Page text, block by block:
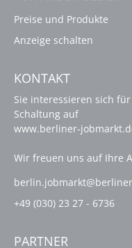
Preise und Produkte
Anzeige schalten
KONTAKT
Sie interessieren sich
Schaltung auf
www.berliner-
Wir freuen uns auf Ihre
+49 (030) 23 27 - 6736
PARTNER